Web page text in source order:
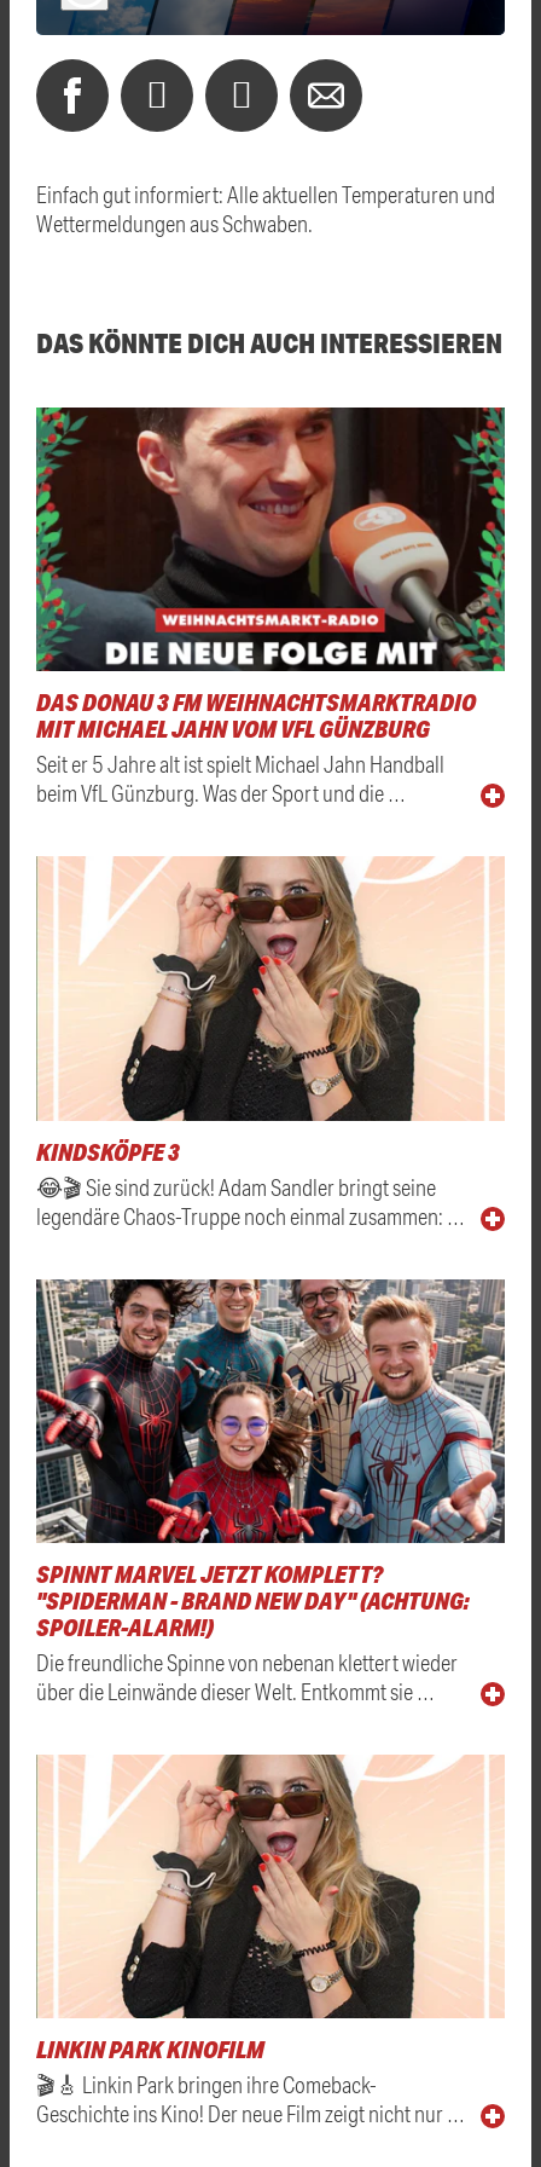
Einfach gut informiert: Alle aktuellen Temperaturen und
Wettermeldungen aus Schwaben.
DAS KÖNNTE DICH AUCH INTERESSIEREN
DAS DONAU 3 FM WEIHNACHTSMARKTRADIO
MIT MICHAEL JAHN VOM VFL GÜNZBURG
Seit er 5 Jahre alt ist spielt Michael Jahn Handball
beim VfL Günzburg. Was der Sport und die …
KINDSKÖPFE 3
😂🎬 Sie sind zurück! Adam Sandler bringt seine
legendäre Chaos-Truppe noch einmal zusammen: …
SPINNT MARVEL JETZT KOMPLETT?
"SPIDERMAN - BRAND NEW DAY" (ACHTUNG:
SPOILER-ALARM!)
Die freundliche Spinne von nebenan klettert wieder
über die Leinwände dieser Welt. Entkommt sie …
LINKIN PARK KINOFILM
🎬🎸 Linkin Park bringen ihre Comeback-
Geschichte ins Kino! Der neue Film zeigt nicht nur …